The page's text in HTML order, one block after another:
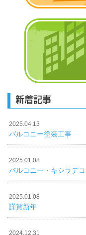
新着記事
2025.04.13
バルコニー塗装工事
2025.01.08
バルコニー・キシラデ
2025.01.08
謹賀新年
2024.12.31